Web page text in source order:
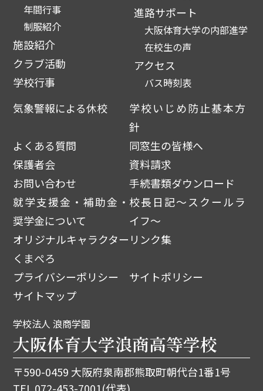
年間行事
制服紹介
施設紹介
クラブ活動
学校行事
進路サポート
大阪体育大学の内部進学
在校生の声
アクセス
バス時刻表
気象警報による休校
学校いじめ防止基本方
針
よくある質問
同窓生の皆様へ
保護者会
資料請求
お問い合わせ
手続書類ダウンロード
就学支援金・補助金・
奨学金について
校長日記～スクールラ
イフ～
オリジナルキャラクター
くまぺろ
リンク集
プライバシーポリシー
サイトポリシー
サイトマップ
学校法人 浪商学園
大阪体育大学浪商高等学校
〒590-0459 大阪府泉南郡熊取町朝代台1番1号
TEL. 072-453-7001(代表)